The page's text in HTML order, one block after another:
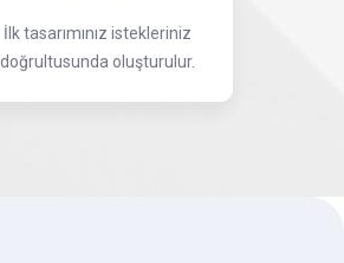
İlk tasarımınız istekleriniz
doğrultusunda oluşturulur.